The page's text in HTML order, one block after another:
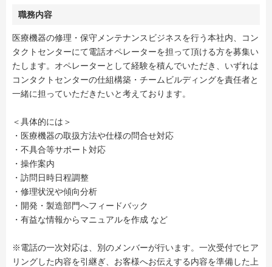
職務内容
医療機器の修理・保守メンテナンスビジネスを行う本社内、コン
タクトセンターにて電話オペレーターを担って頂ける方を募集い
たします。オペレーターとして経験を積んでいただき、いずれは
コンタクトセンターの仕組構築・チームビルディングを責任者と
一緒に担っていただきたいと考えております。
＜具体的には＞
・医療機器の取扱方法や仕様の問合せ対応
・不具合等サポート対応
・操作案内
・訪問日時日程調整
・修理状況や傾向分析
・開発・製造部門へフィードバック
・有益な情報からマニュアルを作成 など
※電話の一次対応は、別のメンバーが行います。一次受付でヒア
リングした内容を引継ぎ、お客様へお伝えする内容を準備した上